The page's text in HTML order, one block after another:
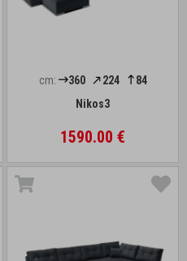
cm: 360 224
84
Nikos3
1590.00 €